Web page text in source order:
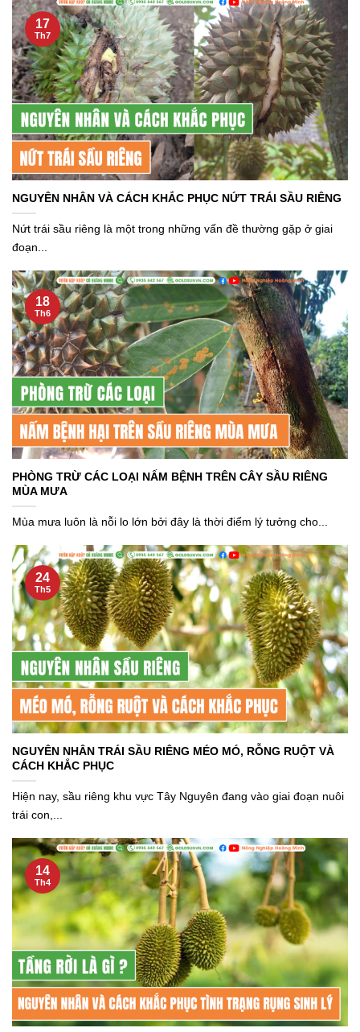
NGUYÊN NHÂN VÀ CÁCH KHẮC PHỤC NỨT TRÁI SẦU RIÊNG
Nứt trái sầu riêng là một trong những vấn đề thường gặp ở giai
đoạn...
17
Th7
PHÒNG TRỪ CÁC LOẠI NẤM BỆNH TRÊN CÂY SẦU RIÊNG
MÙA MƯA
Mùa mưa luôn là nỗi lo lớn bởi đây là thời điểm lý tưởng cho...
18
Th6
NGUYÊN NHÂN TRÁI SẦU RIÊNG MÉO MÓ, RỖNG RUỘT VÀ
CÁCH KHẮC PHỤC
Hiện nay, sầu riêng khu vực Tây Nguyên đang vào giai đoạn nuôi
trái con,...
24
Th5
14
Th4